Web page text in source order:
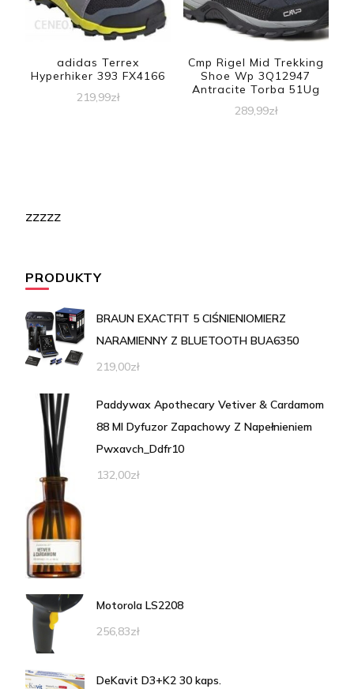
adidas Terrex
Hyperhiker 393 FX4166
219,99zł
Cmp Rigel Mid Trekking
Shoe Wp 3Q12947
Antracite Torba 51Ug
289,99zł
zzzzz
PRODUKTY
BRAUN EXACTFIT 5 CIŚNIENIOMIERZ
NARAMIENNY Z BLUETOOTH BUA6350
219,00zł
Paddywax Apothecary Vetiver & Cardamom
88 Ml Dyfuzor Zapachowy Z Napełnieniem
Pwxavch_Ddfr10
132,00zł
Motorola LS2208
256,83zł
DeKavit D3+K2 30 kaps.